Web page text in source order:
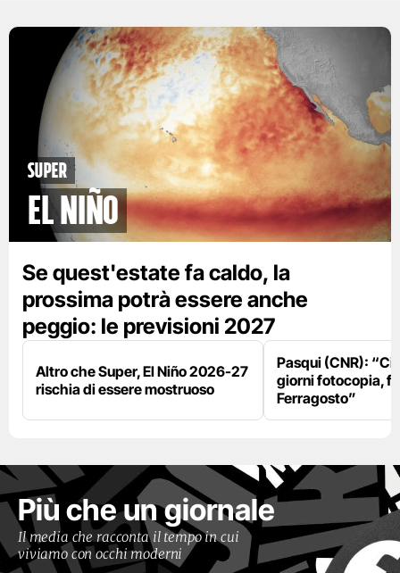
Super
El Niño
Se quest'estate fa caldo, la
prossima potrà essere anche
peggio: le previsioni 2027
Altro che Super, El Niño 2026-27
rischia di essere mostruoso
Pasqui (CNR):
giorni fotocopia,
Ferragosto”
Più che un giornale
Il media che racconta il tempo in cui
viviamo con occhi moderni